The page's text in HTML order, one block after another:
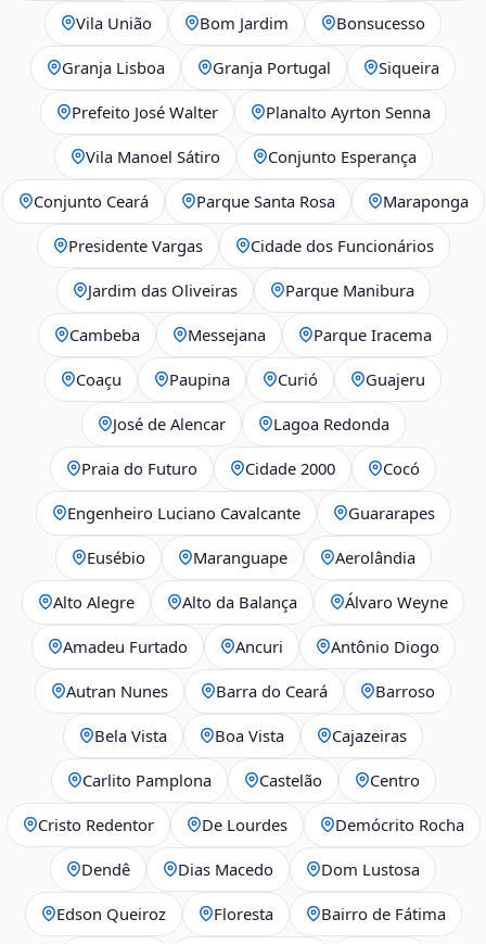
Vila União Bom Jardim Bonsucesso
Granja Lisboa Granja Portugal Siqueira
Prefeito José Walter Planalto Ayrton Senna
Vila Manoel Sátiro Conjunto Esperança
Conjunto Ceará Parque Santa Rosa Maraponga
Presidente Vargas Cidade dos Funcionários
Jardim das Oliveiras Parque Manibura
Cambeba Messejana Parque Iracema
Coaçu Paupina Curió Guajeru
José de Alencar Lagoa Redonda
Praia do Futuro Cidade 2000 Cocó
Engenheiro Luciano Cavalcante Guararapes
Eusébio Maranguape Aerolândia
Alto Alegre Alto da Balança Álvaro Weyne
Amadeu Furtado Ancuri Antônio Diogo
Autran Nunes Barra do Ceará Barroso
Bela Vista Boa Vista Cajazeiras
Carlito Pamplona Castelão Centro
Cristo Redentor De Lourdes Demócrito Rocha
Dendê Dias Macedo Dom Lustosa
Edson Queiroz Floresta Bairro de Fátima